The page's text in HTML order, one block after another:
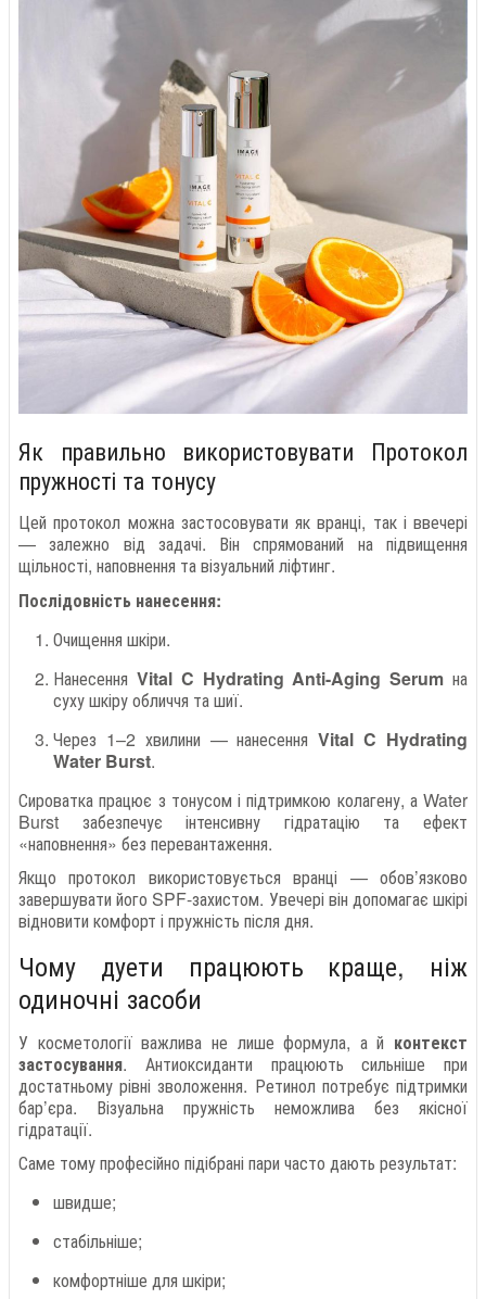
Як правильно використовувати Протокол
пружності та тонусу
Цей протокол можна застосовувати як вранці, так і ввечері
— залежно від задачі. Він спрямований на підвищення
щільності, наповнення та візуальний ліфтинг.
Послідовність нанесення:
Очищення шкіри.
Нанесення Vital C Hydrating Anti-Aging Serum на
суху шкіру обличчя та шиї.
Через 1–2 хвилини — нанесенняVital C Hydrating
Water Burst.
Сироватка працює з тонусом і підтримкою колагену, а Water
Burst забезпечує інтенсивну гідратацію та ефект
«наповнення» без перевантаження.
Якщо протокол використовується вранці — обов’язково
завершувати його SPF-захистом. Увечері він допомагає шкірі
відновити комфорт і пружність після дня.
Чому дуети працюють краще, ніж
одиночні засоби
У косметології важлива не лише формула, а й контекст
застосування. Антиоксиданти працюють сильніше при
достатньому рівні зволоження. Ретинол потребує підтримки
бар’єра. Візуальна пружність неможлива без якісної
гідратації.
Саме тому професійно підібрані пари часто дають результат:
швидше;
стабільніше;
комфортніше для шкіри;